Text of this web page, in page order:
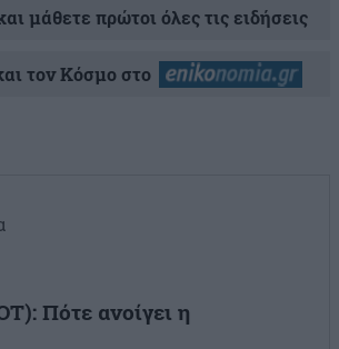
μάθετε πρώτοι όλες τις ειδήσεις
τον Κόσμο στο
Πότε ανοίγει η